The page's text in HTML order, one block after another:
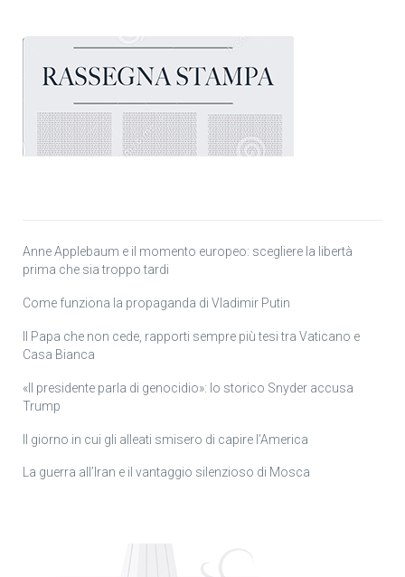
Anne Applebaum e il momento europeo: scegliere la libertà
prima che sia troppo tardi
Come funziona la propaganda di Vladimir Putin
Il Papa che non cede, rapporti sempre più tesi tra Vaticano e
Casa Bianca
«Il presidente parla di genocidio»: lo storico Snyder accusa
Trump
Il giorno in cui gli alleati smisero di capire l’America
La guerra all’Iran e il vantaggio silenzioso di Mosca